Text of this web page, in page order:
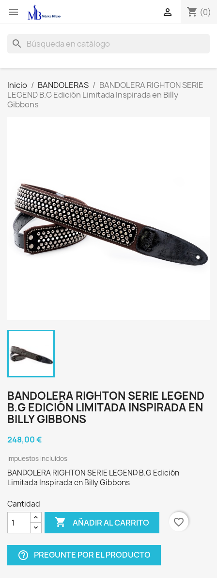
 shopping_cart (0)

search
Inicio BANDOLERAS
BANDOLERA RIGHTON SERIE
LEGEND B.G Edición Limitada Inspirada en Billy
Gibbons
BANDOLERA RIGHTON SERIE LEGEND
B.G EDICIÓN LIMITADA INSPIRADA EN
BILLY GIBBONS
248,00 €
Impuestos incluidos
BANDOLERA RIGHTON SERIE LEGEND B.G Edición
Limitada Inspirada en Billy Gibbons
Cantidad
 AÑADIR AL CARRITO favorite_border
help_outline PREGUNTE POR EL PRODUCTO